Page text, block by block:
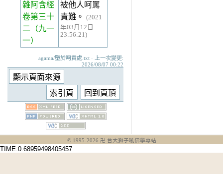
雜阿含經
卷第三十
二 （九一
一）
被他人呵罵
責難。
(2021
年03月12日
23:56:21)
agama/墮於呵責處.txt · 上一次變更:
2026/08/07 00:22
© 1995-2026 卍 台大獅子吼佛學專站
TIME:0.68959498405457